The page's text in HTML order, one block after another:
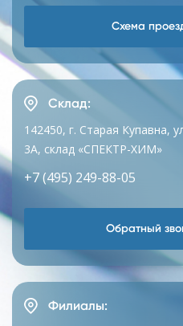
Схема
Склад:
142450, г. Старая Купавна,
3А, склад «СПЕКТР-ХИМ»
+7 (495) 249-88-05
Обратный
Филиалы: